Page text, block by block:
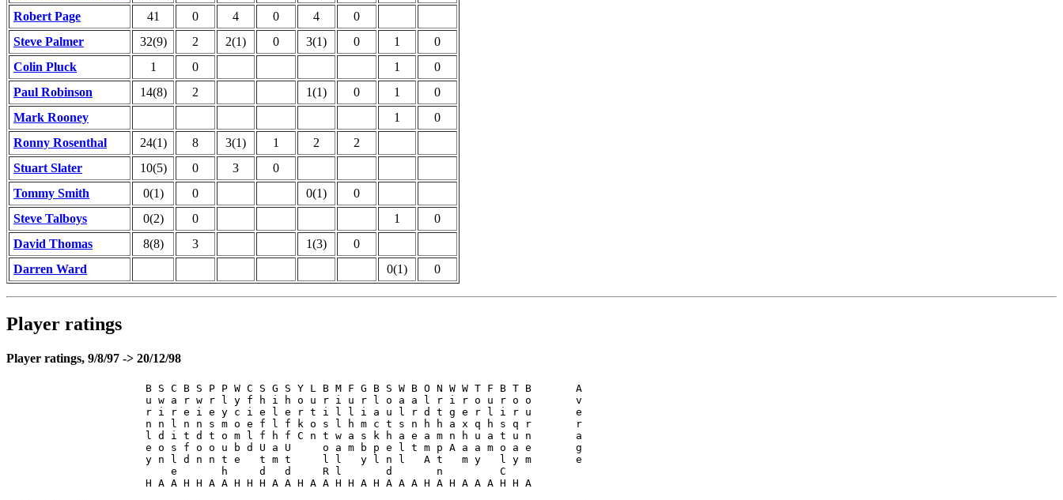
Robert Page
41 0 4 0 4
0
Steve Palmer
32(9) 2 2(1) 0 3(1) 0 1
0
Colin Pluck
1 0 1
0
Paul Robinson
14(8) 2 1(1) 0 1
0
Mark Rooney
1
0
Ronny Rosenthal
24(1) 8 3(1) 1 2
2
Stuart Slater
10(5) 0 3
0
Tommy Smith
0(1) 0 0(1)
0
Steve Talboys
0(2) 0 1
0
David Thomas
8(8) 3 1(3)
0
Darren Ward
0(1) 0
Player ratings
Player ratings, 9/8/97 -> 20/12/98
                      B S C B S P P W C S G S Y L B M F G B S W B O N W W T F B T B       A
                      u w a r w r l y f h i h o u r i u r l o a a l r i r o u r o o       v
                      r i r e i e y c i e l e r t i l l i a u l r d t g e r l i r u       e
                      n n l n n s m o e f l f k o s l h m c t s n h h a x q h s q r       r
                      l d i t d t o m l f h f C n t w a s k h a e a m n h u a t u n       a
                      e o s f o o u b d U a U     o a m b p e l t m p A a a m o a e       g
                      y n l d n n t e   t m t     l l   y l n l   A t   m y   l y m       e
                          e       h     d   d     R l       d       n         C
                      H A A H H A A H H H A A H A A H H A H A A A H A H A A A H H A